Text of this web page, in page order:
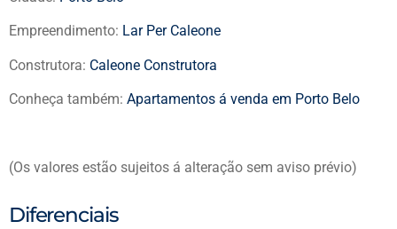
Empreendimento: Lar Per Caleone
Construtora: Caleone Construtora
Conheça também: Apartamentos á venda em Porto Belo
(Os valores estão sujeitos á alteração sem aviso prévio)
Diferenciais